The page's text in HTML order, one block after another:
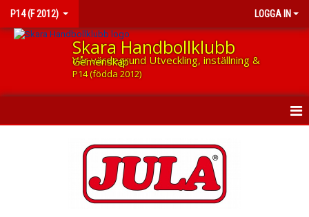
P14 (F 2012) LOGGA IN
Skara Handbollklubb
Vår värdegrund Utveckling, inställning & Gemenskap
P14 (födda 2012)